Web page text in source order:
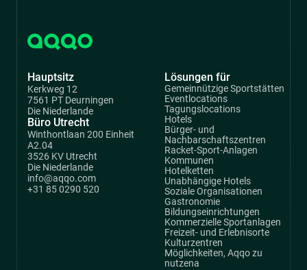
Hauptsitz
Kerkweg 12
7561 PT Deurningen
Die Niederlande
Büro Utrecht
Winthontlaan 200 Einheit
A2.04
3526 KV Utrecht
Die Niederlande
info@aqqo.com
+31 85 0290 520
Lösungen für
Gemeinnützige Sportstätten
Eventlocations
Tagungslocations
Hotels
Bürger- und
Nachbarschaftszentren
Racket-Sport-Anlagen
Kommunen
Hotelketten
Unabhängige Hotels
Soziale Organisationen
Gastronomie
Bildungseinrichtungen
Kommerzielle Sportanlagen
Freizeit- und Erlebnisorte
Kulturzentren
Möglichkeiten, Aqqo zu
nutzena